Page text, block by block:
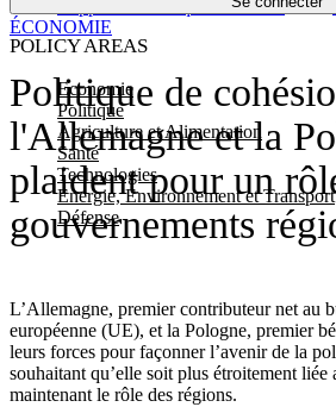
POLICY AREAS
Economie
Politique
Agriculture et Alimentation
Santé
Technologies
Energie, Environnement et Transport
Défense
Économie
Politique de
l'Allemagne et la
plaident pour un
gouvernements
L’Allemagne, premier contributeur net au
européenne (UE), et la Pologne, premier
leurs forces pour façonner l’avenir de la
souhaitant qu’elle soit plus étroitement liée
maintenant le rôle des régions.
ÉCONOMIE